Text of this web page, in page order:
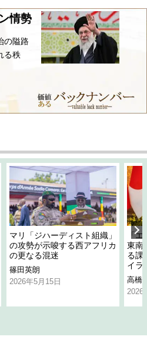
情勢
の隘路
る秩
マリ「ジハーディスト組織」
の攻勢が示唆する西アフリカ
の更なる混迷
篠田英朗
2026年5月15日
「
東南
る課
イラ
高橋
2026